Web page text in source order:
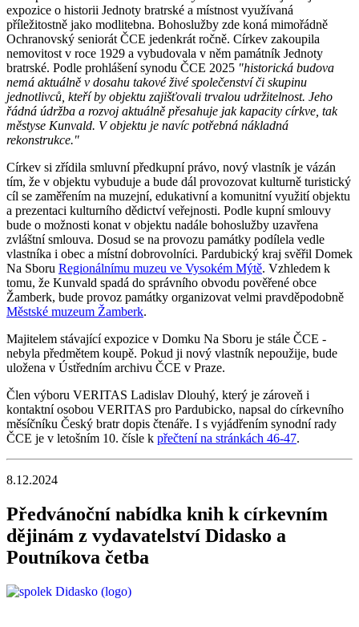
expozice o historii Jednoty bratrské a místnost využívaná
příležitostně jako modlitebna. Bohoslužby zde koná mimořádně
Ochranovský seniorát ČCE jedenkrát ročně. Církev zakoupila
nemovitost v roce 1929 a vybudovala v něm památník Jednoty
bratrské. Podle prohlášení synodu ČCE 2025 "historická budova
nemá aktuálně v dosahu takové živé společenství či skupinu
jednotlivců, kteří by objektu zajišťovali trvalou udržitelnost. Jeho
řádná údržba a rozvoj aktuálně přesahuje jak kapacity církve, tak
městyse Kunvald. V objektu je navíc potřebná nákladná
rekonstrukce."
Církev si zřídila smluvní předkupní právo, nový vlastník je vázán
tím, že v objektu vybuduje a bude dál provozovat kulturně turistický
cíl se zaměřením na muzejní, edukativní a komunitní využití objektu
a prezentaci kulturního dědictví veřejnosti. Podle kupní smlouvy
bude o možnosti konat v objektu nadále bohoslužby uzavřena
zvláštní smlouva. Dosud se na provozu památky podílela vedle
vlastníka i obec a místní dobrovolníci. Pardubický kraj svěřil Domek
Na Sboru Regionálnímu muzeu ve Vysokém Mýtě. Vzhledem k
tomu, že Kunvald spadá do správního obvodu pověřené obce
Žamberk, bude provoz památky organizovat velmi pravděpodobně
Městské muzeum Žamberk.
Majitelem stávající expozice v Domku Na Sboru je stále ČCE -
nebyla předmětem koupě. Pokud ji nový vlastník nepoužije, bude
uložena v Ústředním archivu ČCE v Praze.
Člen výboru VERITAS Ladislav Dlouhý, který je zároveň i
kontaktní osobou VERITAS pro Pardubicko, napsal do církevního
měsíčníku Český bratr dopis čtenáře. I s vyjádřením synodní rady
ČCE je v letošním 10. čísle k přečtení na stránkách 46-47.
8.12.2024
Předvánoční nabídka knih k církevním
dějinám z vydavatelství Didasko a
Poutníkova četba